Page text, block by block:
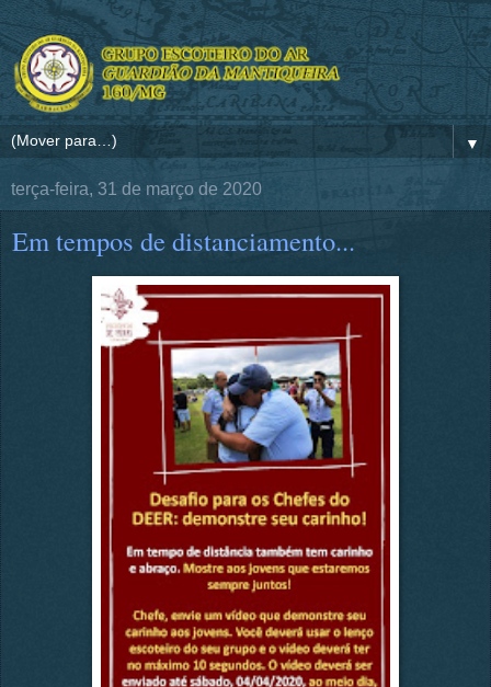
▼
terça-feira, 31 de março de 2020
Em tempos de distanciamento...